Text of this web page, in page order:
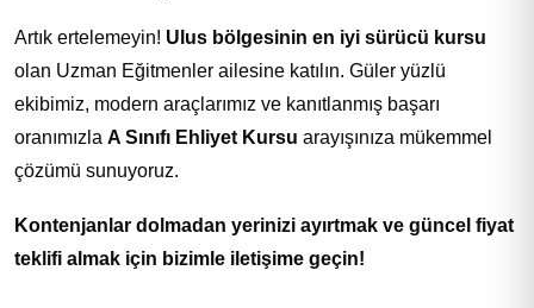
Artık ertelemeyin! Ulus bölgesinin en iyi sürücü kursu
olan Uzman Eğitmenler ailesine katılın. Güler yüzlü
ekibimiz, modern araçlarımız ve kanıtlanmış başarı
oranımızla A Sınıfı Ehliyet Kursu arayışınıza mükemmel
çözümü sunuyoruz.
Kontenjanlar dolmadan yerinizi ayırtmak ve güncel fiyat
teklifi almak için bizimle iletişime geçin!